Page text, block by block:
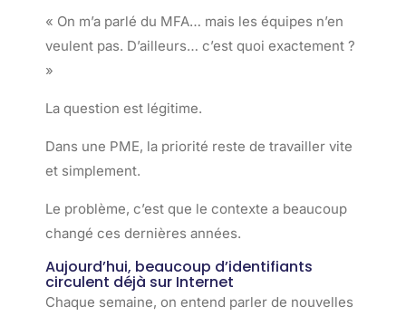
« On m’a parlé du MFA… mais les équipes n’en
veulent pas. D’ailleurs… c’est quoi exactement ?
»
La question est légitime.
Dans une PME, la priorité reste de travailler vite
et simplement.
Le problème, c’est que le contexte a beaucoup
changé ces dernières années.
Aujourd’hui, beaucoup d’identifiants
circulent déjà sur Internet
Chaque semaine, on entend parler de nouvelles